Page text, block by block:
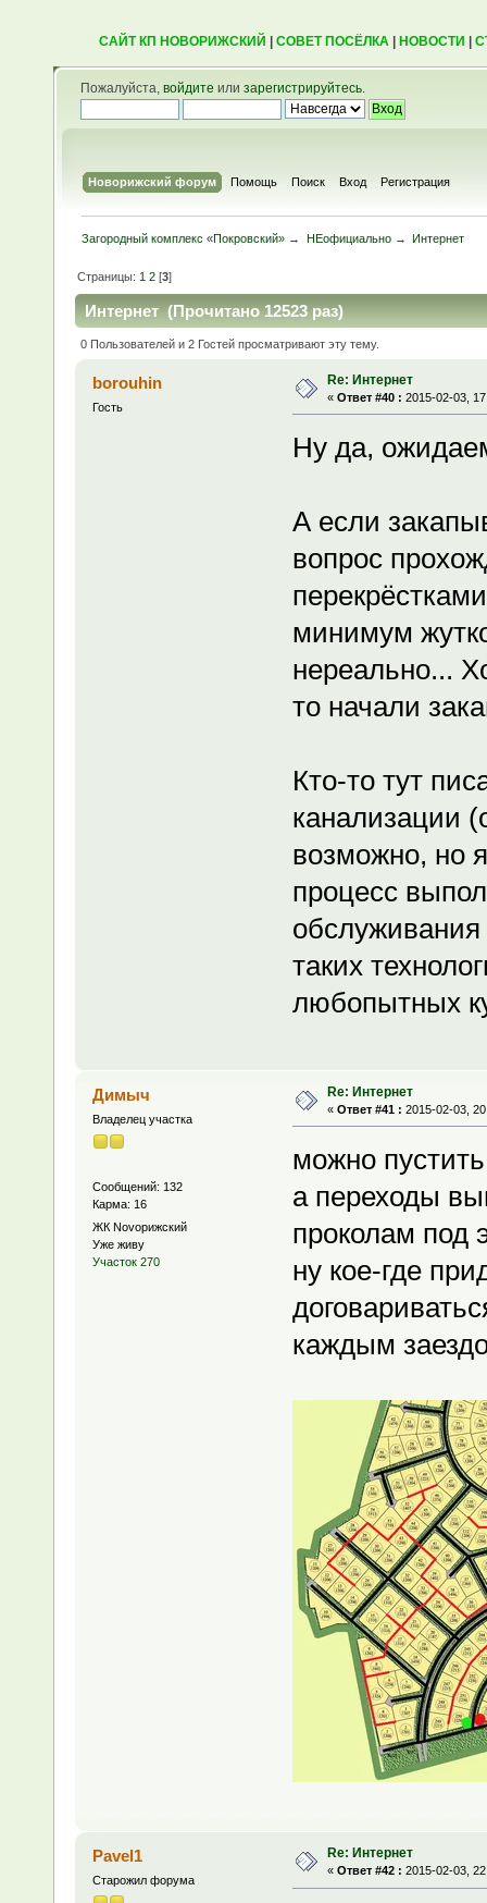
САЙТ КП НОВОРИЖСКИЙ СОВЕТ ПОСЁЛКА| НОВОСТИ
Пожалуйста, войдите или зарегистрируйтесь.
Новорижский форум Помощь Поиск Вход Регистрация
Загородный комплекс «Покровский» → НЕофициально→ Интернет
Страницы:1 2 [3]
Интернет (Прочитано 12523 раз)
0 Пользователей и 2 Гостей просматривают эту тему.
borouhin
Гость
Re: Интернет
« Ответ #40 : 2015-02-03,
Ну да,
А если
вопрос
минимум
нереально...
то начали
Кто-то тут
канализации
возможно, но
процесс
обслуживания
таких
любопытных
Димыч
Владелец участка
Сообщений: 132
Карма: 16
ЖК Novoрижский
Уже живу
Участок 270
Re: Интернет
« Ответ #41 : 2015-02-03,
можно
а переходы
проколам под
ну кое-где
каждым
Pavel1
Старожил форума
Re: Интернет
« Ответ #42 : 2015-02-03,